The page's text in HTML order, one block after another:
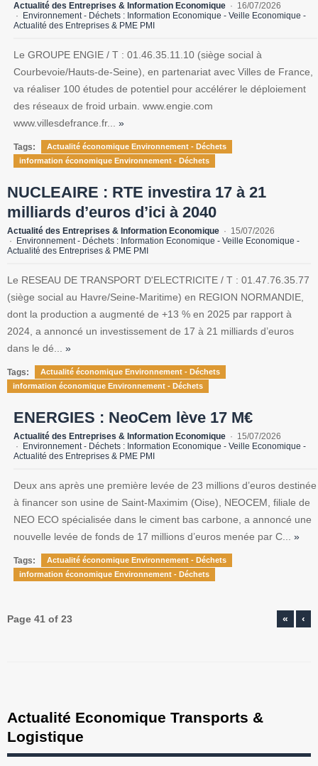
Actualité des Entreprises & Information Economique
16/07/2026
Environnement - Déchets : Information Economique - Veille Economique -
Actualité des Entreprises & PME PMI
Le GROUPE ENGIE / T : 01.46.35.11.10 (siège social à
Courbevoie/Hauts-de-Seine), en partenariat avec Villes de France,
va réaliser 100 études de potentiel pour accélérer le déploiement
des réseaux de froid urbain. www.engie.com
www.villesdefrance.fr... »
Tags:
Actualité économique Environnement - Déchets
information économique Environnement - Déchets
NUCLEAIRE : RTE investira 17 à 21
milliards d’euros d’ici à 2040
Actualité des Entreprises & Information Economique
15/07/2026
Environnement - Déchets : Information Economique - Veille Economique -
Actualité des Entreprises & PME PMI
Le RESEAU DE TRANSPORT D'ELECTRICITE / T : 01.47.76.35.77
(siège social au Havre/Seine-Maritime) en REGION NORMANDIE,
dont la production a augmenté de +13 % en 2025 par rapport à
2024, a annoncé un investissement de 17 à 21 milliards d’euros
dans le dé... »
Tags:
Actualité économique Environnement - Déchets
information économique Environnement - Déchets
ENERGIES : NeoCem lève 17 M€
Actualité des Entreprises & Information Economique
15/07/2026
Environnement - Déchets : Information Economique - Veille Economique -
Actualité des Entreprises & PME PMI
Deux ans après une première levée de 23 millions d’euros destinée
à financer son usine de Saint-Maximim (Oise), NEOCEM, filiale de
NEO ECO spécialisée dans le ciment bas carbone, a annoncé une
nouvelle levée de fonds de 17 millions d’euros menée par C... »
Tags:
Actualité économique Environnement - Déchets
information économique Environnement - Déchets
Page 41 of 23 « ‹
Actualité Economique Transports &
Logistique